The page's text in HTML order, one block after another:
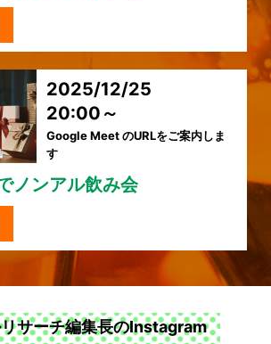
2025/12/25
20:00～
Google Meet のURLをご案内しま
す
ノンアル飲み会
サーチ編集長のInstagram